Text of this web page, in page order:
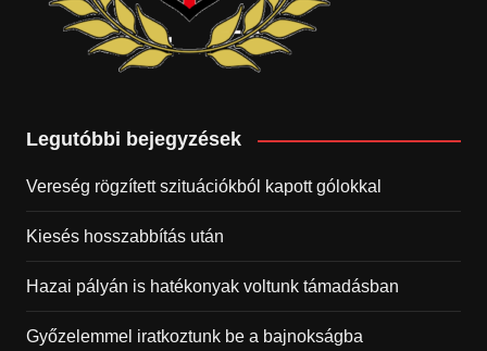
Legutóbbi bejegyzések
Vereség rögzített szituációkból kapott gólokkal
Kiesés hosszabbítás után
Hazai pályán is hatékonyak voltunk támadásban
Győzelemmel iratkoztunk be a bajnokságba